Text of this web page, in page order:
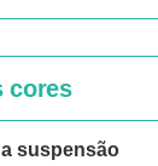
cores
suspensão